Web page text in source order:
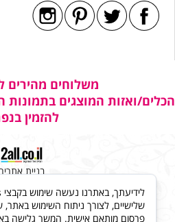
משלוחים מהירים
הכלים/ואזות המוצגים
להזמין
בניית
שלישיים, לצורך ניתוח השימוש באתר,
פרסום מותאם אישית. המשך גלישה